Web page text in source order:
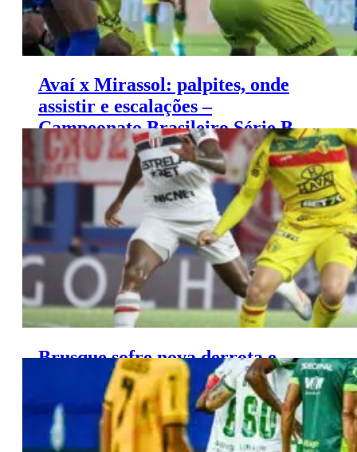
Avaí x Mirassol: palpites, onde
assistir e escalações –
Campeonato Brasileiro Série B
(09/11)
Brusque sofre nova derrota e
risco de rebaixamento aumenta